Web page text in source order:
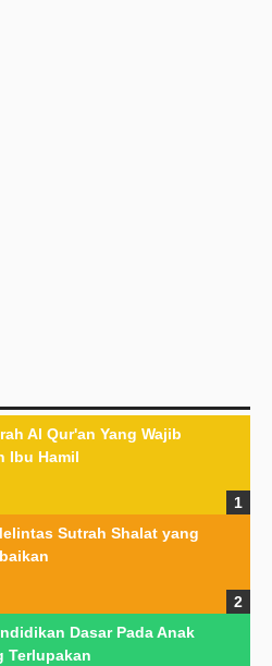
Al Qur'an Yang Wajib
Ibu Hamil
Sutrah Shalat yang
Dasar Pada Anak
Terlupakan